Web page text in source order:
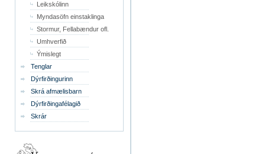
Leikskólinn
Myndasöfn einstaklinga
Stormur, Fellabændur ofl.
Umhverfið
Ýmislegt
Tenglar
Dýrfirðingurinn
Skrá afmælisbarn
Dýrfirðingafélagið
Skrár